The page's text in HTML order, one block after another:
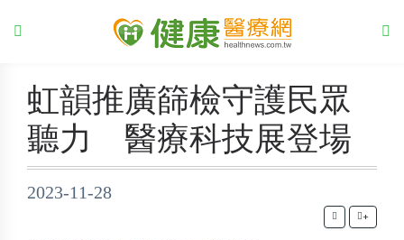
虹韻推廣篩檢守護民眾
聽力 醫療科技展登場
2023-11-28
+